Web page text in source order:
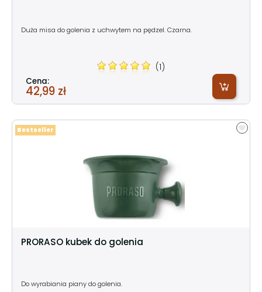
Duża misa do golenia z uchwytem na pędzel. Czarna.
(1)
Cena:
42,99 zł
PRORASO kubek do golenia
Do wyrabiania piany do golenia.
Bestseller